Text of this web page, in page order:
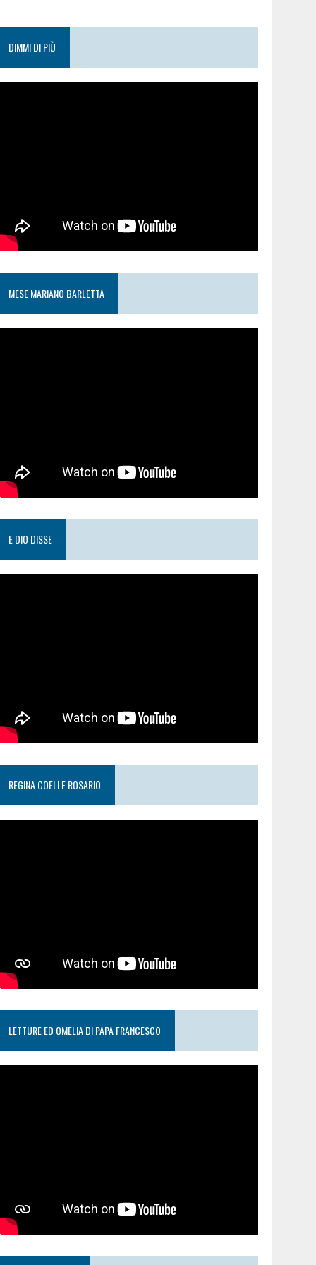
DIMMI DI PIÙ
MESE MARIANO BARLETTA
E DIO DISSE
REGINA COELI E ROSARIO
LETTURE ED OMELIA DI PAPA FRANCESCO